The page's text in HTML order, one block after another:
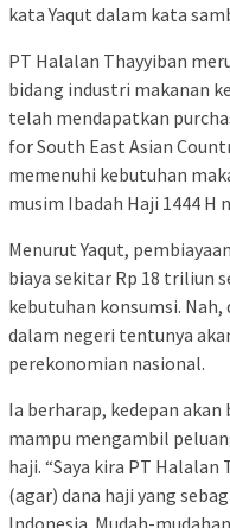
kata Yaqut dalam kata
PT Halalan Thayyiban
bidang industri makanan
telah mendapatkan
for South East Asian
memenuhi kebutuhan
musim Ibadah Haji 1444 H
Menurut Yaqut,
biaya sekitar Rp 18 triliun
kebutuhan konsumsi. Nah,
dalam negeri tentunya
perekonomian nasional.
Ia berharap, kedepan
mampu mengambil
haji. “Saya kira PT
(agar) dana haji yang